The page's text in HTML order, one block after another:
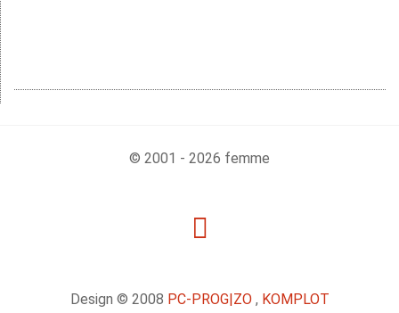
© 2001 - 2026 femme
Design © 2008 PC-PROG|ZO , KOMPLOT